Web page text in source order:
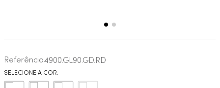
Referência4900.GL90.GD.RD